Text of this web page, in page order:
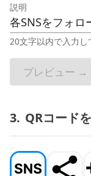
説明
20文字以内で入力し
プレビュー →
3. QRコード